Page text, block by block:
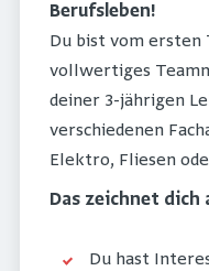
Berufsleben!
Du bist vom ersten
vollwertiges
deiner 3-jährigen
verschiedenen
Elektro, Fliesen
Das zeichnet dich
Du hast